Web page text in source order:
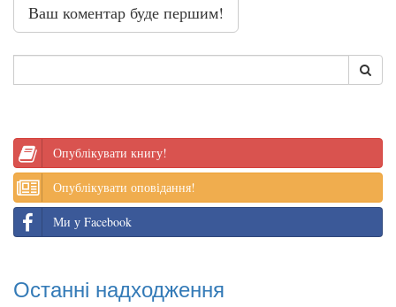
Ваш коментар буде першим!
Опублікувати книгу!
Опублікувати оповідання!
Ми у Facebook
Останні надходження